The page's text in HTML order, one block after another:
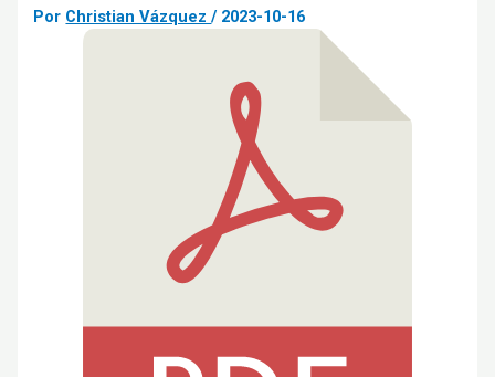
Por Christian Vázquez/ 2023-10-16